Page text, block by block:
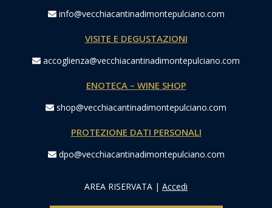
info@vecchiacantinadimontepulciano.com
VISITE E DEGUSTAZIONI
accoglienza@vecchiacantinadimontepulciano.com
ENOTECA – WINE SHOP
shop@vecchiacantinadimontepulciano.com
PROTEZIONE DATI PERSONALI
dpo@vecchiacantinadimontepulciano.com
AREA RISERVATA | Accedi